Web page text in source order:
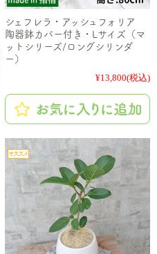
シェフレラ・アッシュフォリア
陶器鉢カバー付き・Lサイズ（マ
ットシリーズ/ロングシリンダ
ー）
¥13,800(税込)